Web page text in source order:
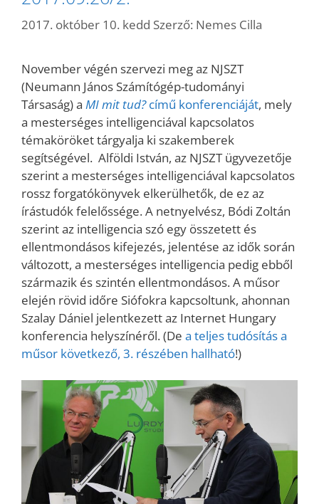
2017. október 10. kedd Szerző: Nemes Cilla
November végén szervezi meg az NJSZT
(Neumann János Számítógép-tudományi
Társaság) a MI mit tud?című konferenciáját, mely
a mesterséges intelligenciával kapcsolatos
témaköröket tárgyalja ki szakemberek
segítségével. Alföldi István, az NJSZT ügyvezetője
szerint a mesterséges intelligenciával kapcsolatos
rossz forgatókönyvek elkerülhetők, de ez az
írástudók felelőssége. A netnyelvész, Bódi Zoltán
szerint az intelligencia szó egy összetett és
ellentmondásos kifejezés, jelentése az idők során
változott, a mesterséges intelligencia pedig ebből
származik és szintén ellentmondásos. A műsor
elején rövid időre Siófokra kapcsoltunk, ahonnan
Szalay Dániel jelentkezett az Internet Hungary
konferencia helyszínéről. (De a teljes tudósítás a
műsor következő, 3. részében hallható!)